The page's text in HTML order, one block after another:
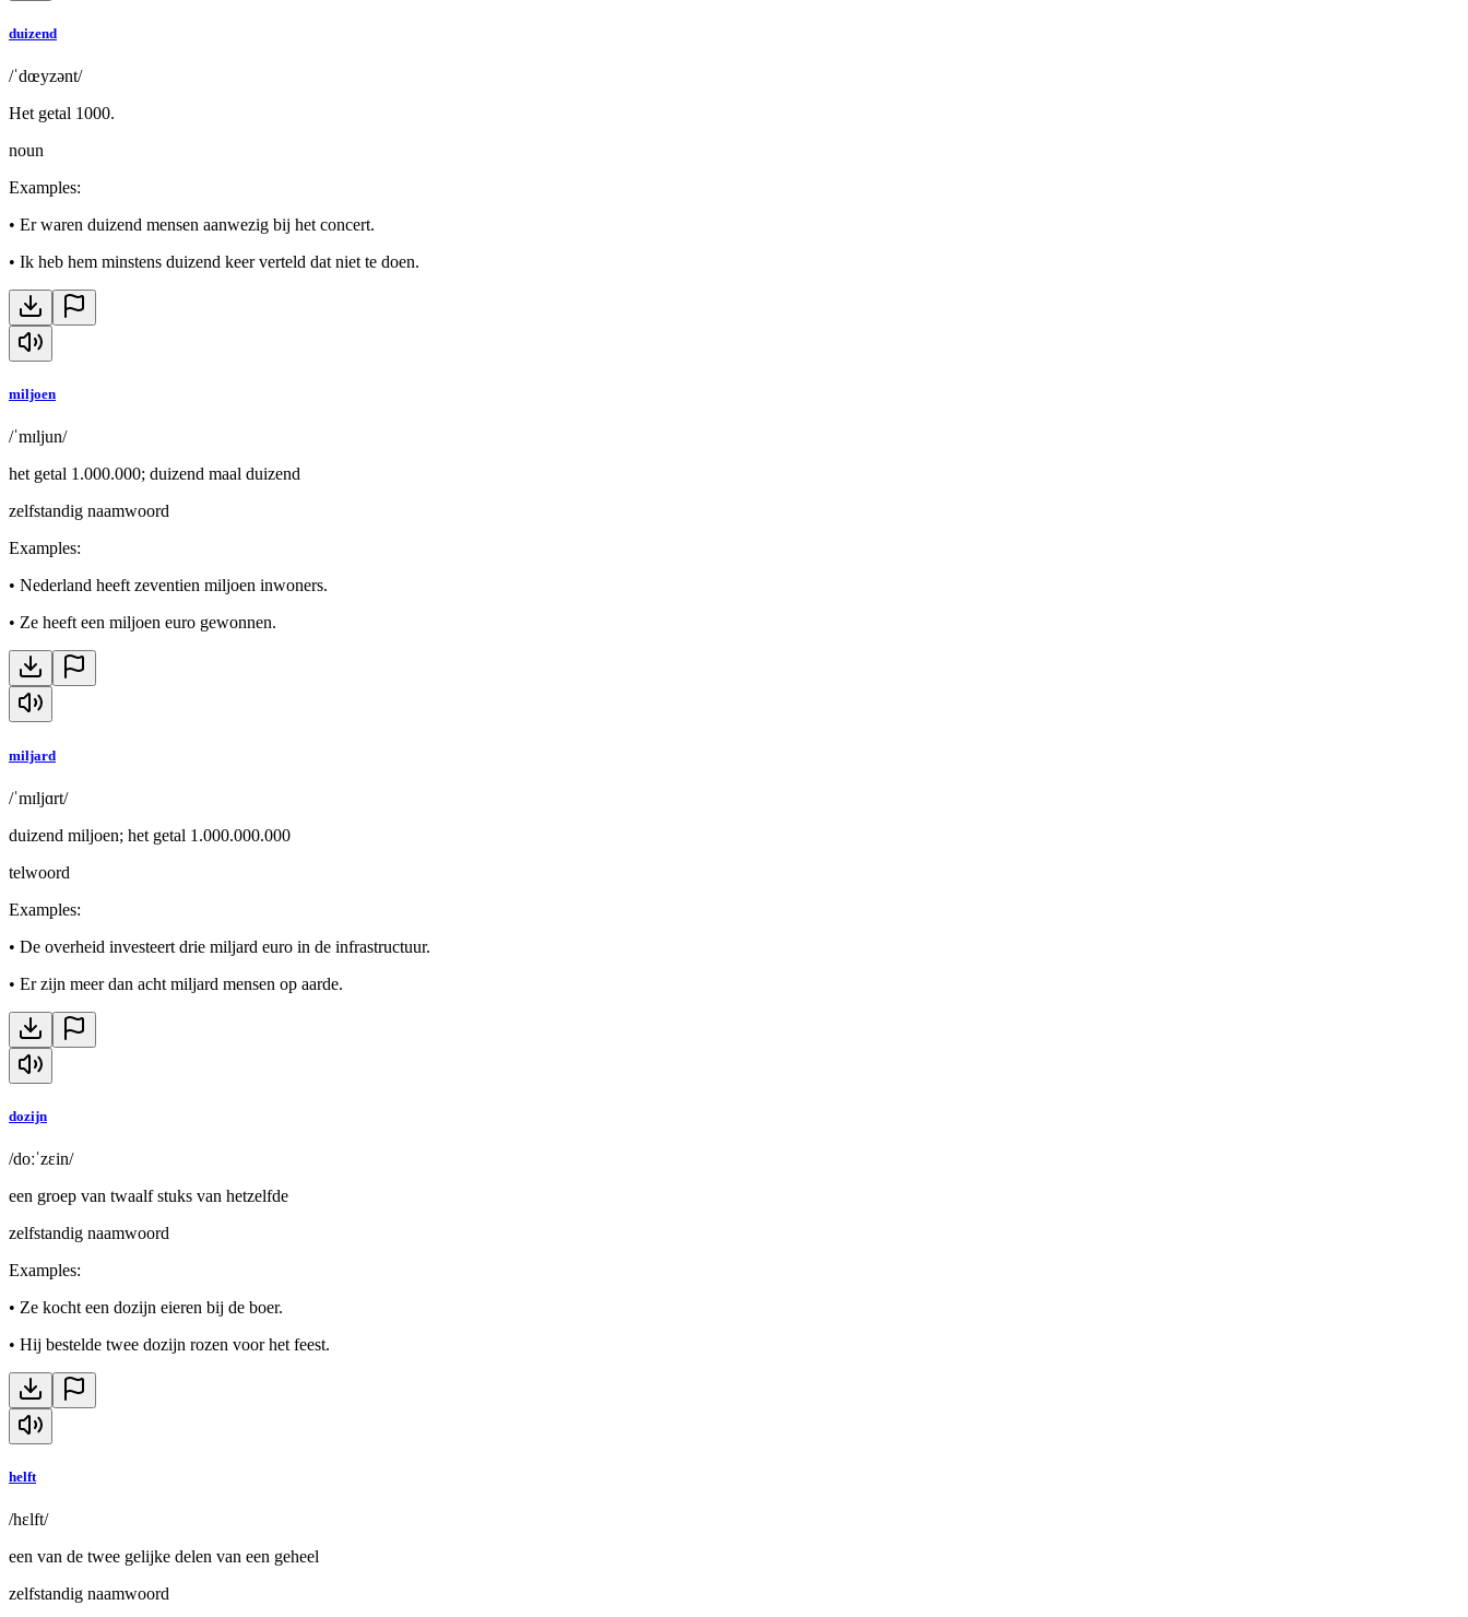
duizend
/ˈdœyzənt/
Het getal 1000.
noun
Examples:
• Er waren duizend mensen aanwezig bij het concert.
• Ik heb hem minstens duizend keer verteld dat niet te doen.
miljoen
/ˈmɪljun/
het getal 1.000.000; duizend maal duizend
zelfstandig naamwoord
Examples:
• Nederland heeft zeventien miljoen inwoners.
• Ze heeft een miljoen euro gewonnen.
miljard
/ˈmɪljɑrt/
duizend miljoen; het getal 1.000.000.000
telwoord
Examples:
• De overheid investeert drie miljard euro in de infrastructuur.
• Er zijn meer dan acht miljard mensen op aarde.
dozijn
/doːˈzɛin/
een groep van twaalf stuks van hetzelfde
zelfstandig naamwoord
Examples:
• Ze kocht een dozijn eieren bij de boer.
• Hij bestelde twee dozijn rozen voor het feest.
helft
/hɛlft/
een van de twee gelijke delen van een geheel
zelfstandig naamwoord